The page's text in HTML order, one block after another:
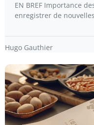
EN BREF Importance
enregistrer de
Hugo Gauthier